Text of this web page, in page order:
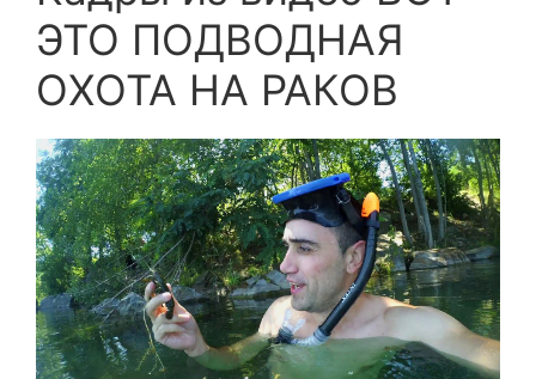
ЭТО ПОДВОДНАЯ
ОХОТА НА РАКОВ